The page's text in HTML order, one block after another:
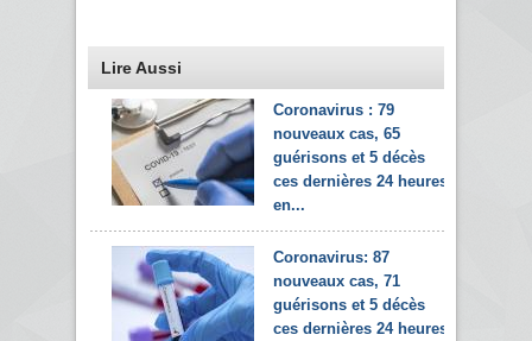
Lire Aussi
Coronavirus : 79
nouveaux cas, 65
guérisons et 5 décès
ces dernières 24 heures
en...
Coronavirus: 87
nouveaux cas, 71
guérisons et 5 décès
ces dernières 24 heures